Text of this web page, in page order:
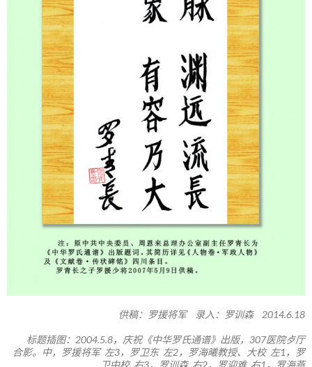
供稿：罗援将军 录入：罗训森 2014.6.18
标题插图：2004.5.8，庆祝《中华罗氏通谱》出版，307医院歺厅
合影。中，罗援将军 左3，罗卫东 左2，罗海曦教授、大校 左1，罗